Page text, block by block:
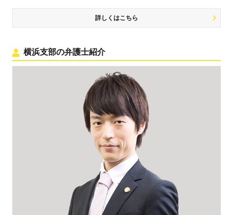
詳しくはこちら
横浜支部の弁護士紹介